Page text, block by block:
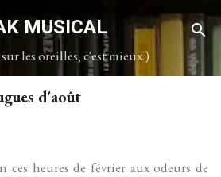
au contenu principal
MUSICAL
les oreilles, c'est mieux.)
d'août
ces heures de février aux odeurs de